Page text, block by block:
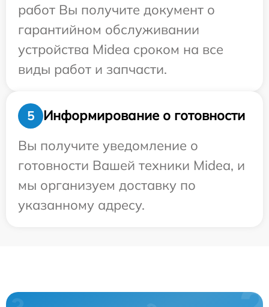
работ Вы получите документ о
гарантийном обслуживании
устройства Midea сроком на все
виды работ и запчасти.
5
Информирование о готовности
Вы получите уведомление о
готовности Вашей техники Midea, и
мы организуем доставку по
указанному адресу.